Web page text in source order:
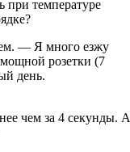
при температуре
— Я много езжу
розетки (7
день.
чем за 4 секунды.